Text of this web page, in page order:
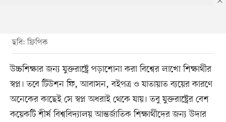
ছবি: ফ্রিপিক
উচ্চশিক্ষার জন্য যুক্তরাষ্ট্রে পড়াশোনা করা বিশ্বের লাখো শিক্ষার্থীর
স্বপ্ন। তবে টিউশন ফি, আবাসন, বইপত্র ও যাতায়াত ব্যয়ের কারণে
অনেকের কাছেই সে স্বপ্ন অধরাই থেকে যায়। তবু যুক্তরাষ্ট্রের বেশ
কয়েকটি শীর্ষ বিশ্ববিদ্যালয় আন্তর্জাতিক শিক্ষার্থীদের জন্য উদার